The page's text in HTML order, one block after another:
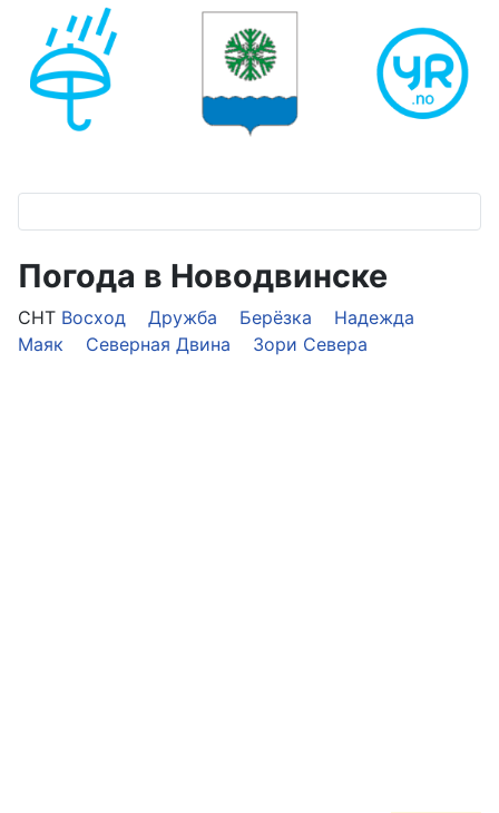
Погода в Новодвинске
СНТ Восход Дружба Берёзка
Надежда
Маяк
Северная Двина Зори Севера